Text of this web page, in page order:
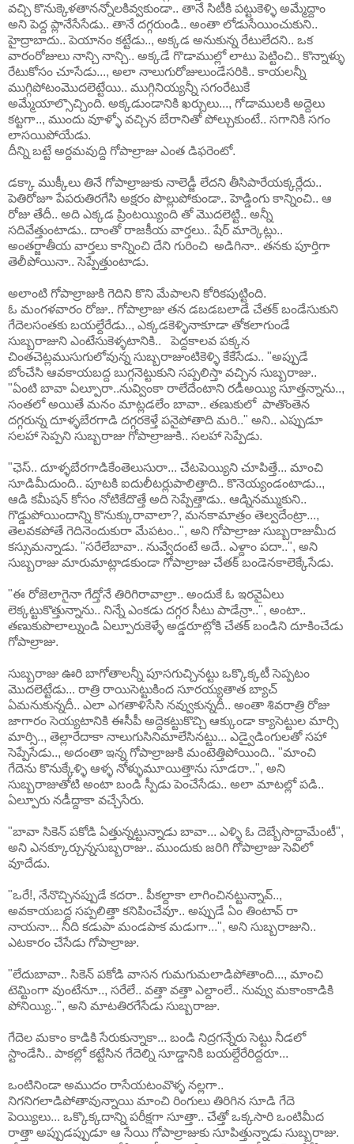
వచ్చి కొనుక్కెళతానన్నోలకివ్వకుండా.. తానే సిటీకి పట్టుకెళ్ళి అమ్మేద్దాం
అని పెద్ద ప్లానేసేసేడు.. తానే దగ్గరుండి.. అంతా లోడుసేయించుకుని..
హైద్రాబాదు.. పెయానం కట్టేడు.., అక్కడ అనుకున్న రేటులేదని.. ఒక
వారంరోజులు నాన్చి నాన్చి.. అక్కడే గొడాముల్లో లాటు పెట్టించి.. కొన్నాళ్ళు
రేటుకోసం చూసేడు..., అలా నాలుగురోజులుండేసరికి.. కాయలన్నీ
ముగ్గిపోటంమొదలెట్టేయి.. ముగ్గినియ్యన్నీ సగంరేటుకే
అమ్మేయాల్సొచ్చింది. అక్కడుండానికి ఖర్చులు..., గోడాములకి అద్దెలు
కట్టగా.., ముందు వూళ్ళో వచ్చిన బేరానితో పోల్చుకుంటే.. సగానికి సగం
లాసయిపోయేడు.
దీన్ని బట్టే అర్దమవుద్ది గోపాల్రాజు ఎంత డిఫరెంటో.
డక్కా ముక్కీలు తినే గోపాల్రాజుకు నాలెడ్జీ లేదని తీసిపారేయక్కర్లేదు..
పెతిరోజూ పేపరుతిరగేసి అక్షరం పొల్లుపోకుండా.. హెడ్డింగు కాన్నించి.. ఆ
రోజు తేదీ.. అది ఎక్కడ ప్రింటయ్యింది తో మొదలెట్టి.. అన్నీ
సదివేత్తుంటాడు.. దాంతో రాజకీయ వార్తలు.. షేర్ మార్కెట్లు..
అంతర్జాతీయ వార్తలు కాన్నించి దేని గురించి అడిగినా.. తనకు పూర్తిగా
తెలీపోయినా.. సెప్పేత్తుంటాడు.
అలాంటి గోపాల్రాజుకి గెదిని కొని మేపాలని కోరికపుట్టింది.
ఓ మంగళవారం రోజు.. గోపాల్రాజు తన డబడబలాడే చేతక్ బండేసుకుని
గేదెలసంతకు బయల్దేరేడు.., ఎక్కడకెళ్ళినాకూడా తోకలాగుండే
సుబ్బరాజుని ఎంటేసుకెళ్ళటానికి.. పెద్దకాలవ పక్కన
చింతచెట్లముసుగులోవున్న సుబ్బరాజుంటికెళ్ళి కేకేసేడు.. "అప్పుడే
బోంచేసి ఆవకాయబద్ద బుగ్గనెట్టుకుని సప్పలిస్తా వచ్చిన సుబ్బరాజు..
"ఏంటి బావా ఏల్పూరా..నువ్వింకా రాలేదేంటాని రడీఅయ్యి సూత్తన్నాను..,
సంతలో అయితే మనం మాట్లడలేం బావా.. తణుకులో పాతొంతెన
దగ్గరున్న దూళ్ళబేరగాడి దగ్గరకెళ్తే పనైపోతాది మరి.." అని.. ఎప్పుడూ
సలహా సెప్పని సుబ్బరాజు గోపాల్రాజుకి.. సలహా సెప్పేడు.
"ఛెస్.. దూళ్ళబేరగాడికేంతెలుసురా... చేటపెయ్యిని చూపిత్తే... మాంచి
సూడిమీదుంది.. పూటకి ఐదులీటర్లుపాలిత్తాది.. కొనెయ్యండంటాడు..,
ఆడి కమీషన్ కోసం నోటికేదొత్తే అది సెప్పేత్తాడు.. ఆడ్నినమ్ముకుని..
గొడ్డుపోయిందాన్ని కొనుక్కురావాలా?, మనకామాత్రం తెల్వదేంట్రా...,
తెలవకపోతే గెదినెందుకురా మేపటం..", అని గోపాల్రాజు సుబ్బరాజుమీద
కస్సుమన్నాడు. "సరేలేబావా.. నువ్వేదంటే అదే.. ఎళ్దాం పదా..", అని
సుబ్బరాజు మారుమాట్లాడకుండా గోపాల్రాజు చేతక్ బండెనకాలెక్కేసేడు.
"ఈ రోజెలాగైనా గేద్తోనే తిరిగిరావాల్రా.. అందుకే ఓ ఇరవైఏలు
లెక్కట్టుకొత్తున్నాను.. నిన్నే ఎంకడు దగ్గర సీటు పాడేన్రా..", అంటా..
తణుకుపొలాల్నుండి ఏల్పూరుకెళ్ళే అడ్డరూట్లోకి చేతక్ బండిని దూకించేడు
గోపాల్రాజు.
సుబ్బరాజు ఊరి బాగోతాలన్నీ పూసగుచ్చినట్టు ఒక్కొక్కటీ సెప్పటం
మొదలెట్టేడు... రాత్రి రాయిసెట్టుకింద సూరయ్యతాత బ్యాచ్
ఏమనుకున్నదీ.. ఎలా ఎగతాళిసేసి నవ్వుకున్నదీ.. అంతా శివరాత్రి రోజు
జాగారం సెయ్యటానికి ఈసీపీ అద్దెకట్టుకొచ్చి ఆక్కుండా క్యాసెట్టుల మార్సి
మార్సి.., తెల్లారేదాకా నాలుగుసినిమాలేసినట్టు... ఎడ్వైడింగులతో సహా
సెప్పేసేడు.., అదంతా ఇన్న గోపాల్రాజుకి మంటెత్తిపోయింది.. "మాంచి
గేదెను కొనుక్కేళ్ళి ఆళ్ళ నోళ్ళుమూయిత్తాను సూడరా..", అని
సుబ్బరాజుతోటి అంటా బండి స్పీడు పెంచేసేడు.. అలా మాటల్లో పడి..
ఏల్పూరు నడీద్దాకా వచ్చేసేరు.
"బావా సికెన్ పకోడి ఏత్తున్నట్టున్నాడు బావా... ఎళ్ళి ఓ దెబ్బేసొద్దామేంటీ",
అని ఎనక్కూర్చున్నసుబ్బరాజు.. ముందుకు జరిగి గోపాల్రాజు సెవిలో
వూదేడు.
"ఒరే!, నేనొచ్చినప్పుడే కదరా.. పీకల్దాకా లాగించినట్టున్నావ్..,
అవకాయబద్ద సప్పలిత్తా కనిపించేవూ.. అప్పుడే ఏం తింటావ్ రా
నాయనా... నీది కడుపా మండపాక మడుగా...", అని సుబ్బరాజుని..
ఎటకారం చేసేడు గోపాల్రాజు.
"లేదుబావా.. సికెన్ పకోడి వాసన గుమగుమలాడిపోతాంది..., మాంచి
టెమ్టింగా వుంటేనూ.., సరేలే.. వత్తా వత్తా ఎల్దాంలే.. నువ్వు మకాంకాడికి
పోనియ్యి..", అని మాటతిరగేసేడు సుబ్బరాజు.
గేదెల మకాం కాడికి సేరుకున్నాకా... బండి నిద్రగన్నేరు సెట్టు నీడలో
స్టాండేసి.. పాకల్లో కట్టేసిన గేదెల్ని సూడ్డానికి బయల్దేరేరిద్దరూ...
ఒంటినిండా అముదం రాసేయటంవొళ్ళ నల్లగా..
నిగనిగలాడిపోతావున్నాయి మాంచి రింగులు తిరిగిన సూడి గేదె
పెయ్యిలు... ఒక్కొక్కదాన్ని పరీక్షగా సూత్తా.. చేత్తో ఒక్కసారి ఒంటిమీద
రాత్తా అప్పుడప్పుడూ ఆ సేయి గోపాల్రాజుకు సూపిత్తున్నాడు సుబ్బరాజు.